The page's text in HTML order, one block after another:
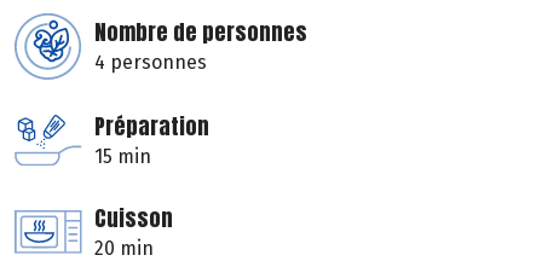
Nombre de personnes
4 personnes
Préparation
15 min
Cuisson
20 min